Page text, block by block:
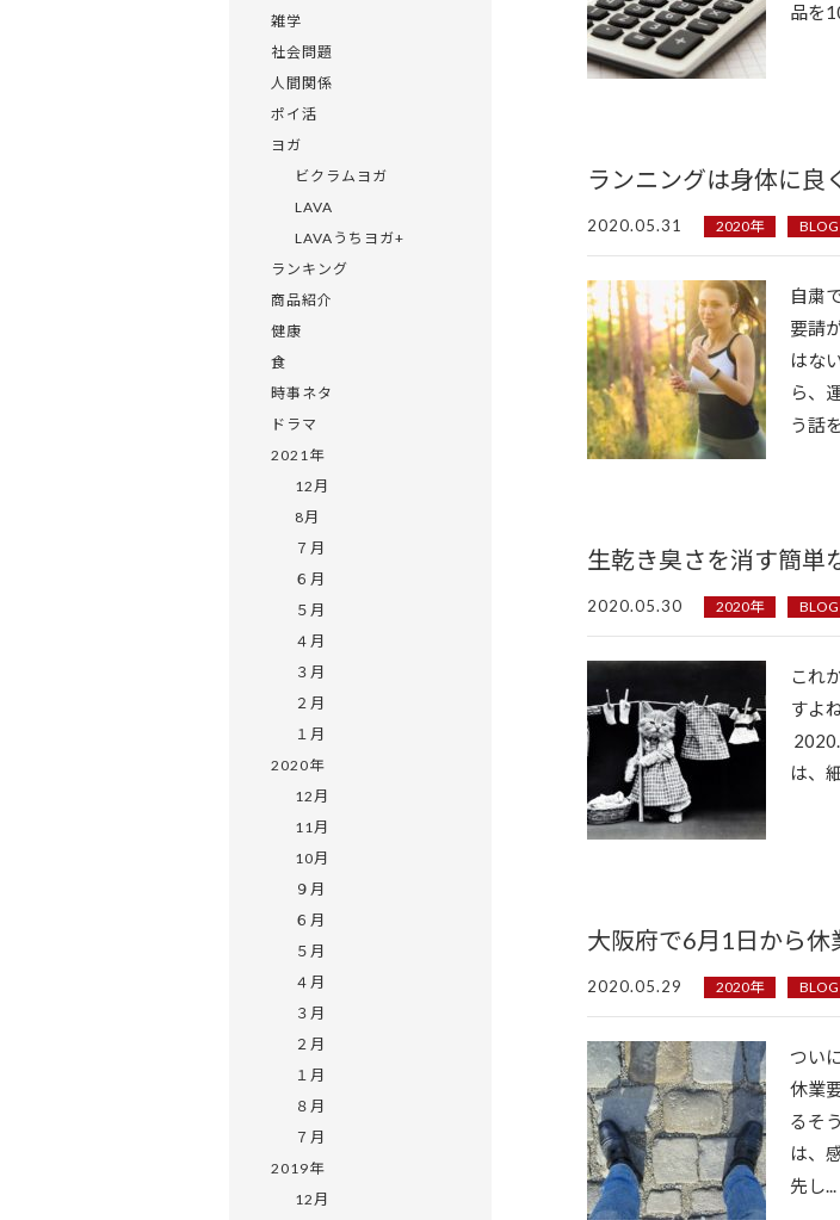
品を
ランニングは身体に良
2020.05.31 2020年 BLOG
自粛
要請
はな
ら、
う話
生乾き臭さを消す簡単
2020.05.30 2020年 BLOG
これ
すよ
は、
大阪府で6月1日から休
2020.05.29 2020年 BLOG
つい
休業
るそ
は、
先し...
雑学
社会問題
人間関係
ポイ活
ヨガ
ビクラムヨガ
LAVA
LAVAうちヨガ+
ランキング
商品紹介
健康
食
時事ネタ
ドラマ
2021年
12月
8月
７月
６月
５月
４月
３月
２月
１月
2020年
12月
11月
10月
９月
６月
５月
４月
３月
２月
１月
８月
７月
2019年
12月